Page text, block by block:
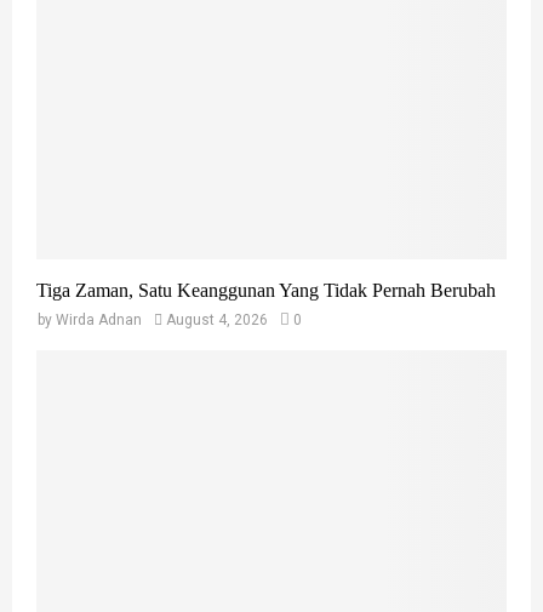
Tiga Zaman, Satu Keanggunan Yang Tidak Pernah Berubah
by Wirda Adnan August 4, 2026 0